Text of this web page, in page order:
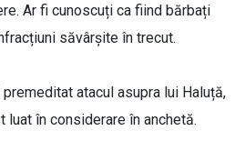
Ar fi cunoscuți ca fiind bărbați
săvârșite în trecut.
atacul asupra lui Haluță,
luat în considerare în anchetă.